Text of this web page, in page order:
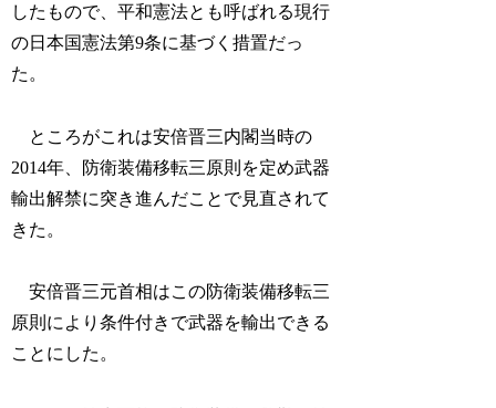
したもので、平和憲法とも呼ばれる現行
の日本国憲法第9条に基づく措置だっ
た。
ところがこれは安倍晋三内閣当時の
2014年、防衛装備移転三原則を定め武器
輸出解禁に突き進んだことで見直されて
きた。
安倍晋三元首相はこの防衛装備移転三
原則により条件付きで武器を輸出できる
ことにした。